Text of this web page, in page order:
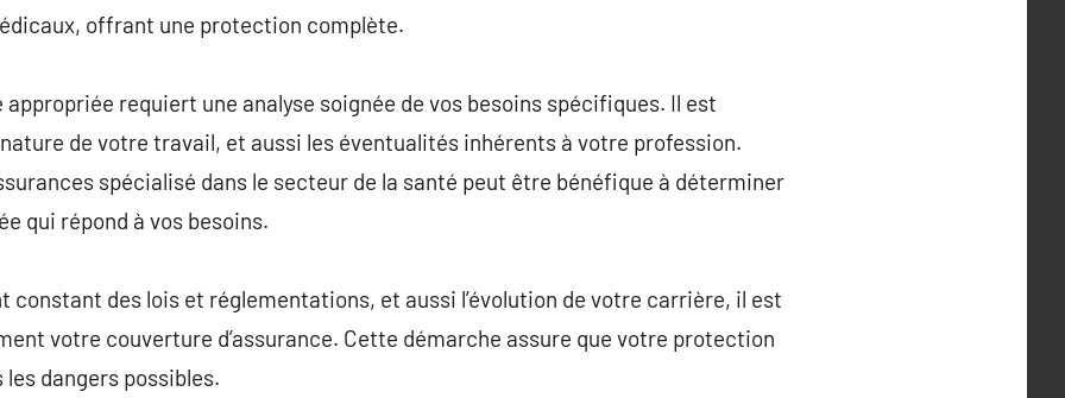
offrant une protection complète.
appropriée requiert une analyse soignée de vos besoins spécifiques. Il est
de votre travail, et aussi les éventualités inhérents à votre profession.
spécialisé dans le secteur de la santé peut être bénéfique à déterminer
qui répond à vos besoins.
constant des lois et réglementations, et aussi l’évolution de votre carrière, il est
votre couverture d’assurance. Cette démarche assure que votre protection
dangers possibles.